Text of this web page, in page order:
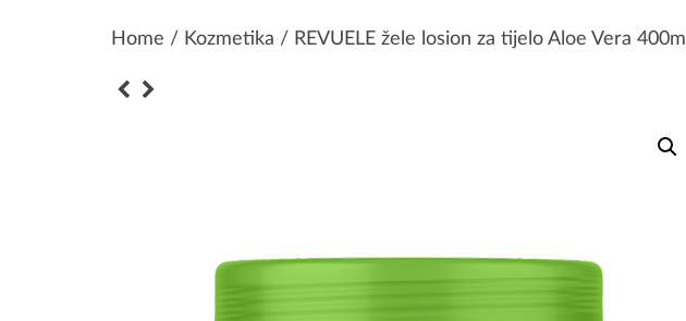
Home / Kozmetika / REVUELE žele losion za tijelo Aloe Vera 400ml